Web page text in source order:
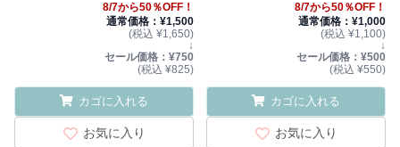
8/7から50％OFF！
通常価格：¥1,500
(税込 ¥1,650)
↓
セール価格：¥750
(税込 ¥825)
カゴに入れる
お気に入り
8/7から50％OFF！
通常価格：¥1,000
(税込 ¥1,100)
↓
セール価格：¥500
(税込 ¥550)
カゴに入れる
お気に入り